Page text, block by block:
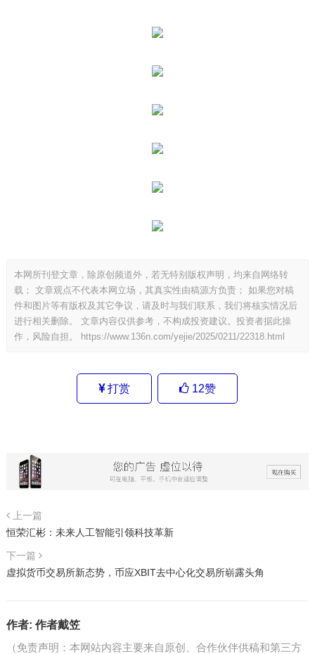
本网所刊登文章，除原创频道外，若无特别版权声明，均来自网络转
载； 文章观点不代表本网立场，其真实性由稿源方负责； 如果您对稿
件和图片等有版权及其它争议，请及时与我们联系，我们将核实情况后
进行相关删除。 文章内容仅供参考，不构成投资建议。投资者据此操
作，风险自担。
https://www.136n.com/yejie/2025/0211/22318.html
打赏 12赞
上一篇
恒荣汇彬：未来人工智能引领科技革新
下一篇
虚拟货币交易所新态势，币应XBIT去中心化交易所崭露头角
作者: 作者戴笠
（免责声明：本网站内容主要来自原创、合作伙伴供稿和第三方